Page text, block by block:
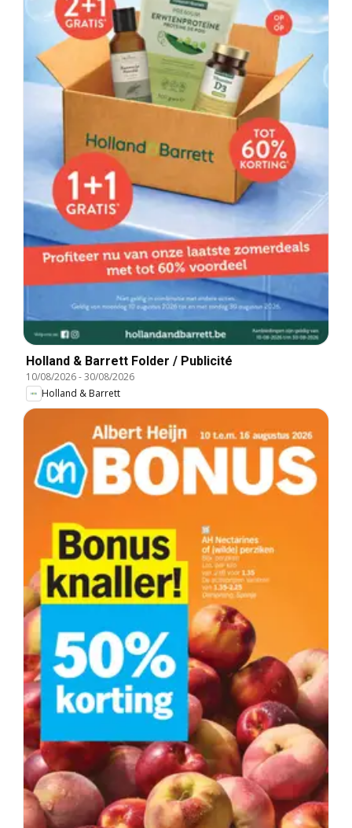
Holland & Barrett Folder / Publicité
10/08/2026-30/08/2026
Holland & Barrett